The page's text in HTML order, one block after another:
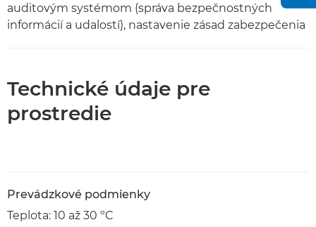
auditovým systémom (správa bezpečnostných
informácií a udalostí), nastavenie zásad zabezpečenia
Technické údaje pre
prostredie
Prevádzkové podmienky
Teplota: 10 až 30 ºC